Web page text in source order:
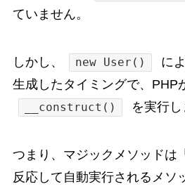
ていません。
しかし、 new User()
に
生成したタイミングで、PHP
__construct() を実行し
つまり、マジックメソッドは
反応して自動実行されるメソ